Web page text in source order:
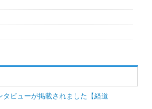
タビューが掲載されました【経道